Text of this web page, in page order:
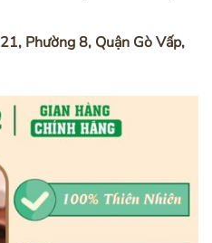
Phường 8, Quận Gò Vấp,